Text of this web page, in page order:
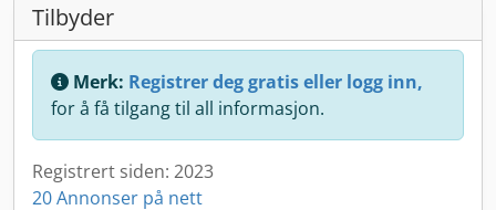
Tilbyder
Merk: Registrer deg gratis eller logg inn,
for å få tilgang til all informasjon.
Registrert siden: 2023
20 Annonser på nett